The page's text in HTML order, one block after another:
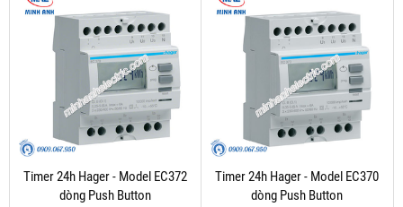
Timer 24h Hager - Model EC372
dòng Push Button
Timer 24h Hager - Model EC370
dòng Push Button